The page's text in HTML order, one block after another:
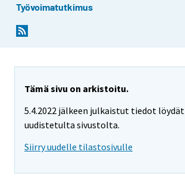
Työvoimatutkimus
Tämä sivu on arkistoitu.
5.4.2022 jälkeen julkaistut tiedot löydät
uudistetulta sivustolta.
Siirry uudelle tilastosivulle